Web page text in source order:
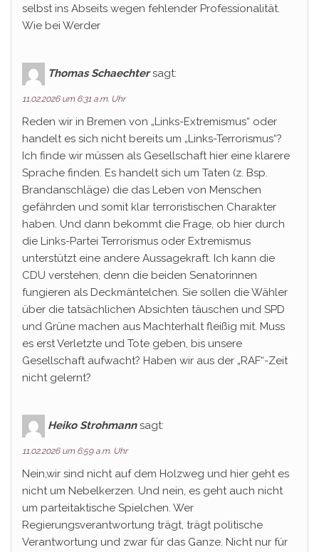
selbst ins Abseits wegen fehlender Professionalität.
Wie bei Werder
Thomas Schaechter sagt:
11.02.2026 um 6:31 a.m. Uhr
Reden wir in Bremen von „Links-Extremismus“ oder
handelt es sich nicht bereits um „Links-Terrorismus“?
Ich finde wir müssen als Gesellschaft hier eine klarere
Sprache finden. Es handelt sich um Taten (z. Bsp.
Brandanschläge) die das Leben von Menschen
gefährden und somit klar terroristischen Charakter
haben. Und dann bekommt die Frage, ob hier durch
die Links-Partei Terrorismus oder Extremismus
unterstützt eine andere Aussagekraft. Ich kann die
CDU verstehen, denn die beiden Senatorinnen
fungieren als Deckmäntelchen. Sie sollen die Wähler
über die tatsächlichen Absichten täuschen und SPD
und Grüne machen aus Machterhalt fleißig mit. Muss
es erst Verletzte und Tote geben, bis unsere
Gesellschaft aufwacht? Haben wir aus der „RAF“-Zeit
nicht gelernt?
Heiko Strohmann sagt:
11.02.2026 um 6:59 a.m. Uhr
Nein,wir sind nicht auf dem Holzweg und hier geht es
nicht um Nebelkerzen. Und nein, es geht auch nicht
um parteitaktische Spielchen. Wer
Regierungsverantwortung trägt, trägt politische
Verantwortung und zwar für das Ganze. Nicht nur für